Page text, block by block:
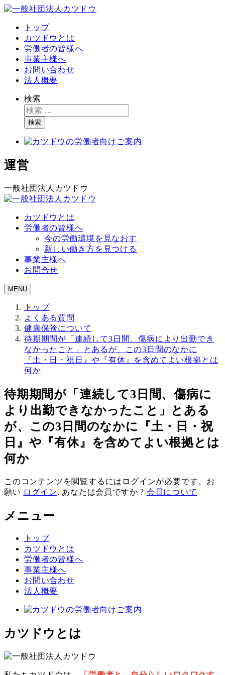
トップ
カツドウとは
労働者の皆様へ
事業主様へ
お問い合わせ
法人概要
検索
検索
運営
一般社団法人カツドウ
カツドウとは
労働者の皆様へ
今の労働環境を見なおす
新しい働き方を見つける
事業主様へ
お問合せ
MENU
トップ
よくある質問
健康保険について
待期期間が「連続して3日間、傷病により出勤でき
なかったこと」とあるが、この3日間のなかに
『土・日・祝日』や『有休』を含めてよい根拠とは
何か
待期期間が「連続して3日間、傷病に
より出勤できなかったこと」とある
が、この3日間のなかに『土・日・祝
日』や『有休』を含めてよい根拠とは
何か
このコンテンツを閲覧するにはログインが必要です。お
願い ログイン. あなたは会員ですか ? 会員について
メニュー
トップ
カツドウとは
労働者の皆様へ
事業主様へ
お問い合わせ
法人概要
カツドウとは